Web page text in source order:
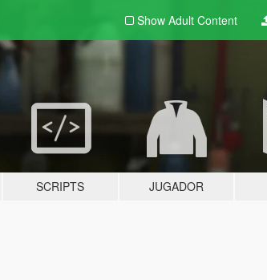
Show Adult Content
SCRIPTS JUGADOR